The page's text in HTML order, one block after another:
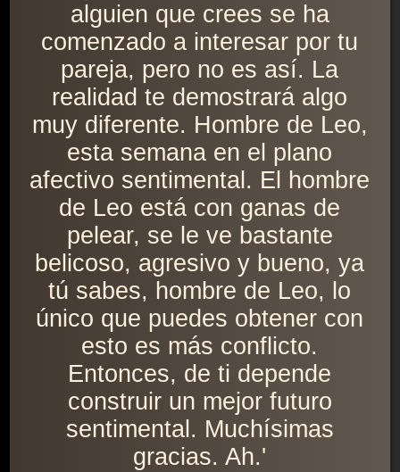
alguien que crees se ha
comenzado a interesar por tu
pareja, pero no es así. La
realidad te demostrará algo
muy diferente. Hombre de Leo,
esta semana en el plano
afectivo sentimental. El hombre
de Leo está con ganas de
pelear, se le ve bastante
belicoso, agresivo y bueno, ya
tú sabes, hombre de Leo, lo
único que puedes obtener con
esto es más conflicto.
Entonces, de ti depende
construir un mejor futuro
sentimental. Muchísimas
gracias. Ah.'